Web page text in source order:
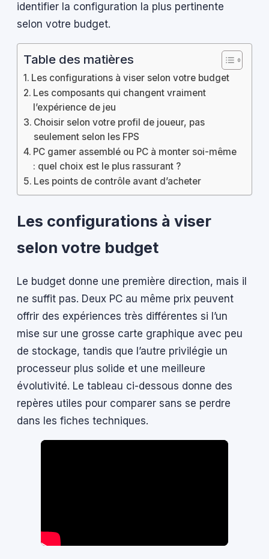
identifier la configuration la plus pertinente
selon votre budget.
Table des matières
Les configurations à viser selon votre budget
Les composants qui changent vraiment
l’expérience de jeu
Choisir selon votre profil de joueur, pas
seulement selon les FPS
PC gamer assemblé ou PC à monter soi-même
: quel choix est le plus rassurant ?
Les points de contrôle avant d’acheter
Les configurations à viser
selon votre budget
Le budget donne une première direction, mais il
ne suffit pas. Deux PC au même prix peuvent
offrir des expériences très différentes si l’un
mise sur une grosse carte graphique avec peu
de stockage, tandis que l’autre privilégie un
processeur plus solide et une meilleure
évolutivité. Le tableau ci-dessous donne des
repères utiles pour comparer sans se perdre
dans les fiches techniques.